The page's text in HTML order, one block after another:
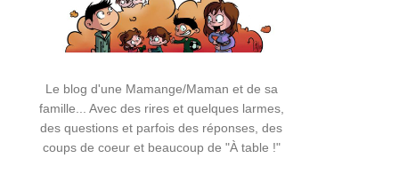
Le blog d'une Mamange/Maman et de sa
famille... Avec des rires et quelques larmes,
des questions et parfois des réponses, des
coups de coeur et beaucoup de "À table !"